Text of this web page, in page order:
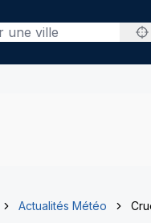
Actualités Météo